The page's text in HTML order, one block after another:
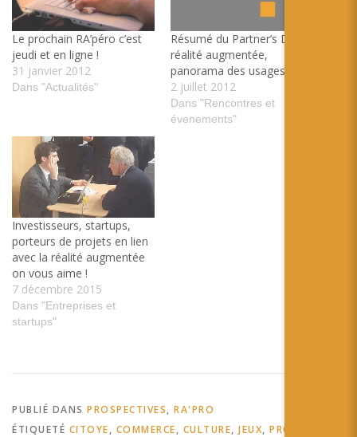
Le prochain RA’péro c’est
jeudi et en ligne !
31 janvier 2012
Dans "Actualités"
Résumé du Partner’s Day :
réalité augmentée,
panorama des usages
2 juillet 2012
Dans "Rencontres et
évenements"
Investisseurs, startups,
porteurs de projets en lien
avec la réalité augmentée
on vous aime !
7 décembre 2015
Dans "Entreprises et
startups"
PUBLIÉ DANS PROSPECTIVES, RA'PRO
ÉTIQUETÉ CITOYE, COMMERCE, CULTURE, JEUX, PROJET